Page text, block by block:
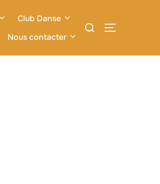
Club Danse
Nous contacter